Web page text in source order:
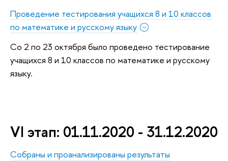
Проведение тестирования учащихся 8 и 10 классов
по математике и русскому языку
Со 2 по 23 октября было проведено тестирование
учащихся 8 и 10 классов по математике и русскому
языку.
VI этап: 01.11.2020 - 31.12.2020
Собраны и проанализированы результаты